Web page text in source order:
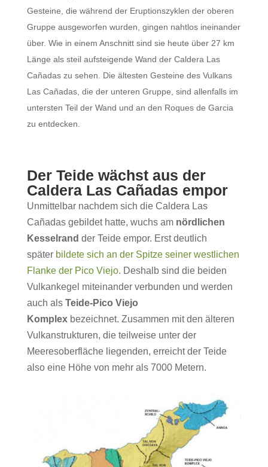
Gesteine, die während der Eruptionszyklen der oberen
Gruppe ausgeworfen wurden, gingen nahtlos ineinander
über. Wie in einem Anschnitt sind sie heute über 27 km
Länge als steil aufsteigende Wand der Caldera Las
Cañadas zu sehen. Die ältesten Gesteine des Vulkans
Las Cañadas, die der unteren Gruppe, sind allenfalls im
untersten Teil der Wand und an den Roques de Garcia
zu entdecken.
Der Teide wächst aus der
Caldera Las Cañadas empor
Unmittelbar nachdem sich die Caldera Las
Cañadas gebildet hatte, wuchs am nördlichen
Kesselrand der Teide empor. Erst deutlich
später bildete sich an der Spitze seiner westlichen
Flanke der Pico Viejo. Deshalb sind die beiden
Vulkankegel miteinander verbunden und werden
auch als Teide-Pico Viejo
Komplex bezeichnet. Zusammen mit den älteren
Vulkanstrukturen, die teilweise unter der
Meeresoberfläche liegenden, erreicht der Teide
also eine Höhe von mehr als 7000 Metern.